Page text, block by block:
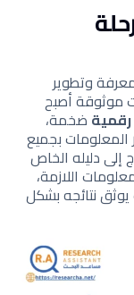
وتطوير
موثوقة أصبح
ضخمة،
بجميع
دليله الخاص
اللازمة،
نتائجه بشكل